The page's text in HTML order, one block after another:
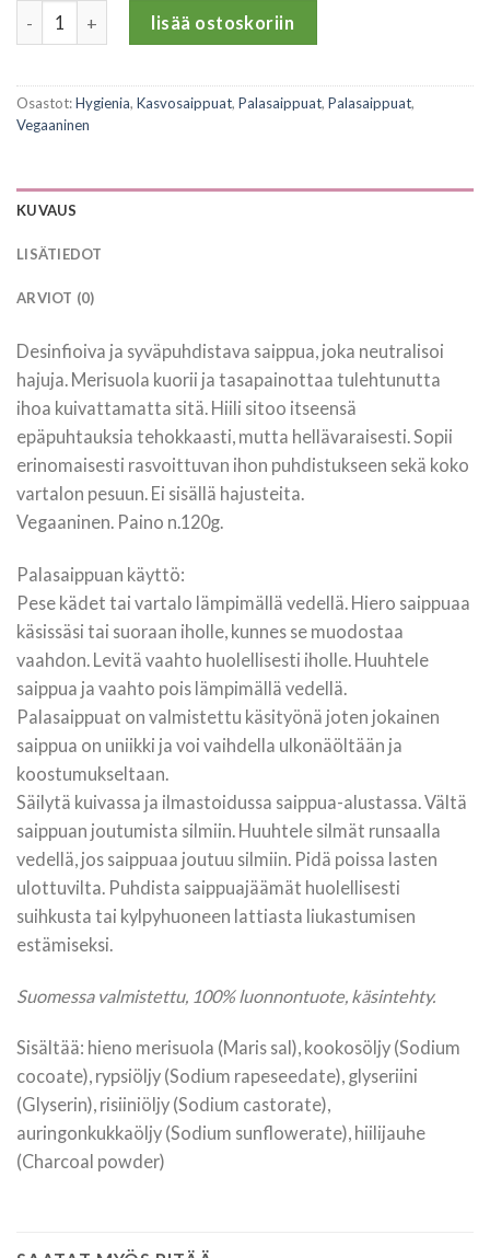
Taponerot Hiili-Merisuolasaippua määrä
lisää ostoskoriin
Osastot:Hygienia, Kasvosaippuat, Palasaippuat, Palasaippuat,
Vegaaninen
KUVAUS
LISÄTIEDOT
ARVIOT (0)
Desinfioiva ja syväpuhdistava saippua, joka neutralisoi
hajuja. Merisuola kuorii ja tasapainottaa tulehtunutta
ihoa kuivattamatta sitä. Hiili sitoo itseensä
epäpuhtauksia tehokkaasti, mutta hellävaraisesti. Sopii
erinomaisesti rasvoittuvan ihon puhdistukseen sekä koko
vartalon pesuun. Ei sisällä hajusteita.
Vegaaninen. Paino n.120g.
Palasaippuan käyttö:
Pese kädet tai vartalo lämpimällä vedellä. Hiero saippuaa
käsissäsi tai suoraan iholle, kunnes se muodostaa
vaahdon. Levitä vaahto huolellisesti iholle. Huuhtele
saippua ja vaahto pois lämpimällä vedellä.
Palasaippuat on valmistettu käsityönä joten jokainen
saippua on uniikki ja voi vaihdella ulkonäöltään ja
koostumukseltaan.
Säilytä kuivassa ja ilmastoidussa saippua-alustassa. Vältä
saippuan joutumista silmiin. Huuhtele silmät runsaalla
vedellä, jos saippuaa joutuu silmiin. Pidä poissa lasten
ulottuvilta. Puhdista saippuajäämät huolellisesti
suihkusta tai kylpyhuoneen lattiasta liukastumisen
estämiseksi.
Suomessa valmistettu, 100% luonnontuote, käsintehty.
Sisältää: hieno merisuola (Maris sal), kookosöljy (Sodium
cocoate), rypsiöljy (Sodium rapeseedate), glyseriini
(Glyserin), risiiniöljy (Sodium castorate),
auringonkukkaöljy (Sodium sunflowerate), hiilijauhe
(Charcoal powder)